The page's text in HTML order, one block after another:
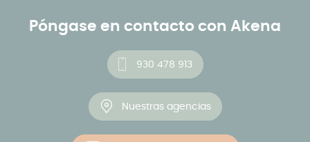
Póngase en contacto con Akena
930 478 913
Nuestras agencias